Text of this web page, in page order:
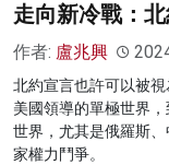
走向新冷戰：
作者: 盧兆興
北約宣言也許可以被
美國領導的單極世界
世界，尤其是俄羅斯
家權力鬥爭。